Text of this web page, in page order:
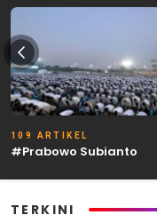
109 ARTIKEL
#Prabowo Subianto
TERKINI